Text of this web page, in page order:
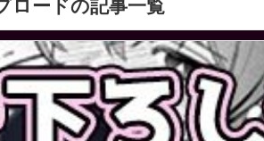
ロードの記事一覧